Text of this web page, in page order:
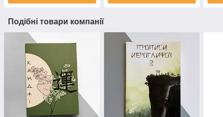
Подібні товари компанії